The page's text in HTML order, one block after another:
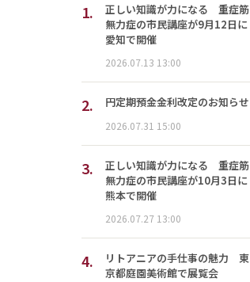
1.
正しい知識が力になる 重症筋
無力症の市民講座が9月12日に
愛知で開催
2026.07.13 13:00
2. 円定期預金金利改定のお知らせ
2026.07.31 15:00
3.
正しい知識が力になる 重症筋
無力症の市民講座が10月3日に
熊本で開催
2026.07.27 13:00
4.
リトアニアの手仕事の魅力 東
京都庭園美術館で展覧会